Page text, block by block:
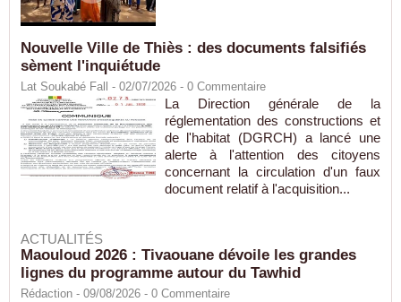
Nouvelle Ville de Thiès : des documents falsifiés
sèment l'inquiétude
Lat Soukabé Fall - 02/07/2026 - 0 Commentaire
La Direction générale de la
réglementation des constructions et
de l'habitat (DGRCH) a lancé une
alerte à l'attention des citoyens
concernant la circulation d'un faux
document relatif à l'acquisition...
ACTUALITÉS
Maouloud 2026 : Tivaouane dévoile les grandes
lignes du programme autour du Tawhid
Rédaction - 09/08/2026 - 0 Commentaire